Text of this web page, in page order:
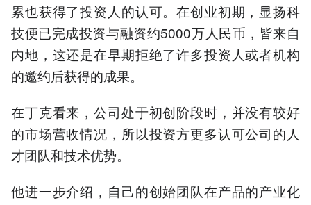
累也获得了投资人的认可。在创业初期，显扬科
技便已完成投资与融资约5000万人民币，皆来自
内地，这还是在早期拒绝了许多投资人或者机构
的邀约后获得的成果。
在丁克看来，公司处于初创阶段时，并没有较好
的市场营收情况，所以投资方更多认可公司的人
才团队和技术优势。
他进一步介绍，自己的创始团队在产品的产业化